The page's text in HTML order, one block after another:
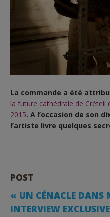
La commande a été
la future cathédrale de Créteil
2015. A l’occasion de son
l’artiste livre quelques
POST
️️« UN CÉNACLE
INTERVIEW